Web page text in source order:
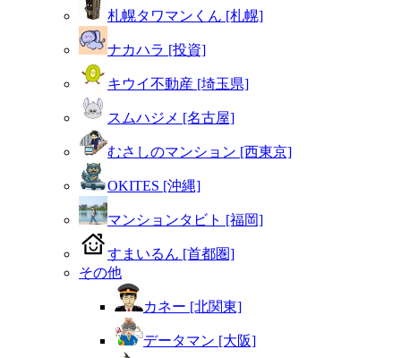
札幌タワマンくん [札幌]
ナカハラ [投資]
キウイ不動産 [埼玉県]
スムハジメ [名古屋]
むさしのマンション [西東京]
OKITES [沖縄]
マンションタビト [福岡]
すまいるん [首都圏]
その他
カネー [北関東]
データマン [大阪]